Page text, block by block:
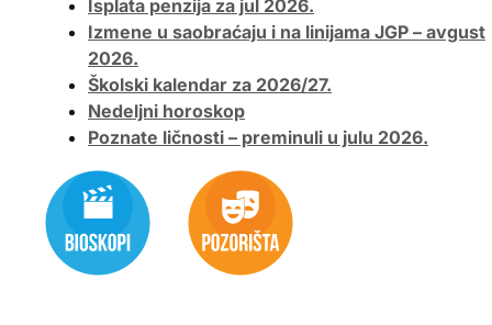
Isplata penzija za jul 2026.
Izmene u saobraćaju i na linijama JGP – avgust
2026.
Školski kalendar za 2026/27.
Nedeljni horoskop
Poznate ličnosti – preminuli u julu 2026.